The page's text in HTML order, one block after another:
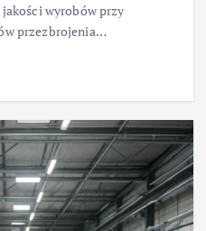
wyrobów przy
przezbrojenia…